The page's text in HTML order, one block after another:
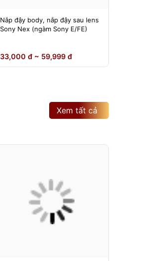
Nắp đậy body, nắp đậy sau lens
Sony Nex (ngàm Sony E/FE)
33,000 đ ~ 59,999 đ
Xem tất cả